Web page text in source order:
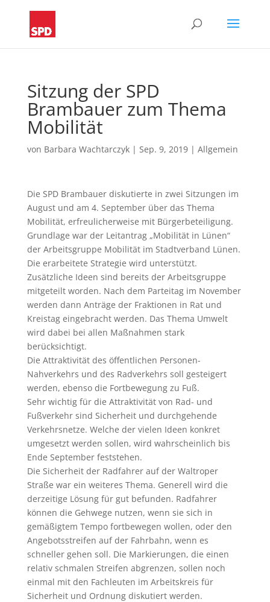
Sitzung der SPD
Brambauer zum Thema
Mobilität
von Barbara Wachtarczyk| Sep. 9, 2019| Allgemein
Die SPD Brambauer diskutierte in zwei Sitzungen im
August und am 4. September über das Thema
Mobilität, erfreulicherweise mit Bürgerbeteiligung.
Grundlage war der Leitantrag „Mobilität in Lünen“
der Arbeitsgruppe Mobilität im Stadtverband Lünen.
Die erarbeitete Strategie wird unterstützt.
Zusätzliche Ideen sind bereits der Arbeitsgruppe
mitgeteilt worden. Nach dem Parteitag im November
werden dann Anträge der Fraktionen in Rat und
Kreistag eingebracht werden. Das Thema Umwelt
wird dabei bei allen Maßnahmen stark
berücksichtigt.
Die Attraktivität des öffentlichen Personen-
Nahverkehrs und des Radverkehrs soll gesteigert
werden, ebenso die Fortbewegung zu Fuß.
Sehr wichtig für die Attraktivität von Rad- und
Fußverkehr sind Sicherheit und durchgehende
Verkehrsnetze. Welche der vielen Ideen konkret
umgesetzt werden sollen, wird wahrscheinlich bis
Ende September feststehen.
Die Sicherheit der Radfahrer auf der Waltroper
Straße war ein weiteres Thema. Generell wird die
derzeitige Lösung für gut befunden. Radfahrer
können die Gehwege nutzen, wenn sie sich in
gemäßigtem Tempo fortbewegen wollen, oder den
Angebotsstreifen auf der Fahrbahn, wenn es
schneller gehen soll. Die Markierungen, die einen
relativ schmalen Streifen abgrenzen, sollen noch
einmal mit den Fachleuten im Arbeitskreis für
Sicherheit und Ordnung diskutiert werden.